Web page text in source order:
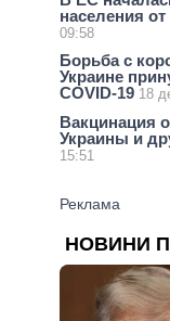
населения
09:58
Борьба с
Украине
COVID-19 18
Вакцинация
Украины и
15:51